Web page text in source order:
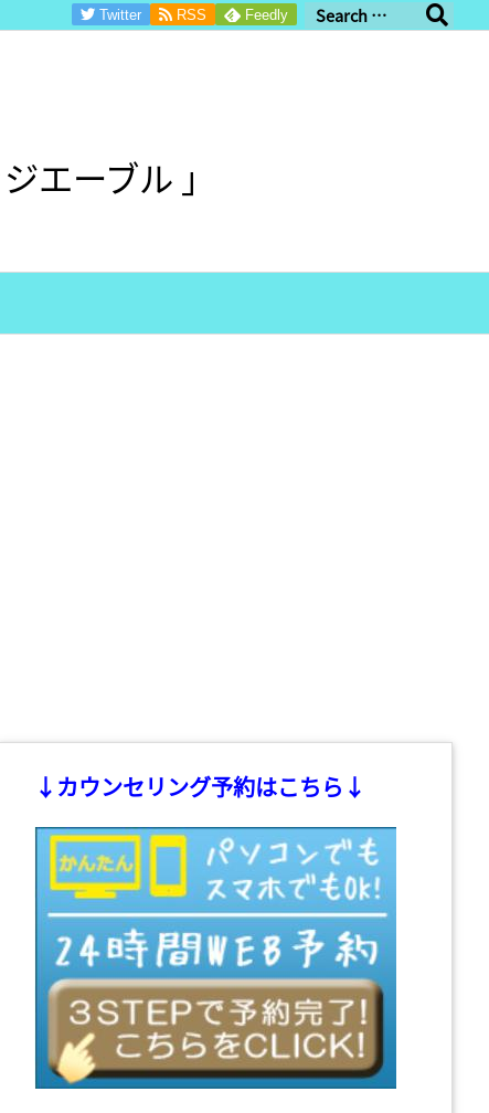
エーブル 」
Twitter RSS Feedly
↓カウンセリング予約はこちら↓